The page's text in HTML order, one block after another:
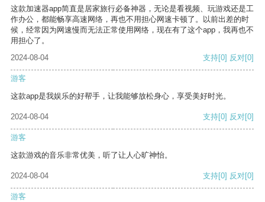
这款加速器app简直是居家旅行必备神器，无论是看视频、玩游戏还是工
作办公，都能畅享高速网络，再也不用担心网速卡顿了。以前出差的时
候，经常因为网速慢而无法正常使用网络，现在有了这个app，我再也不
用担心了。
2024-08-04
支持[0] 反对[0]
游客
这款app是我娱乐的好帮手，让我能够放松身心，享受美好时光。
2024-08-04 支持[0] 反对[0]
游客
这款游戏的音乐非常优美，听了让人心旷神怡。
2024-08-04 支持[0] 反对[0]
游客